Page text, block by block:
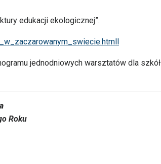
edukacji ekologicznej”.
jednodniowych warsztatów dla szkół
Roku